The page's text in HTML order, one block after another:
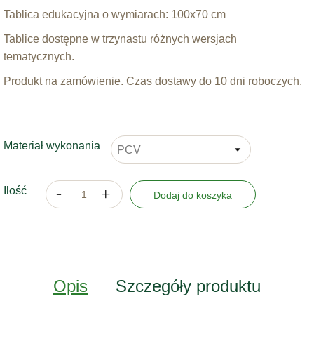
Tablica edukacyjna o wymiarach: 100x70 cm
Tablice dostępne w trzynastu różnych wersjach
tematycznych.
Produkt na zamówienie. Czas dostawy do 10 dni roboczych.
Materiał wykonania
Ilość Dodaj do koszyka
Opis Szczegóły produktu